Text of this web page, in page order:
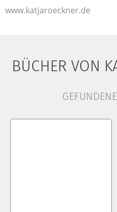
www.katjaroeckner.de
BÜCHER VON